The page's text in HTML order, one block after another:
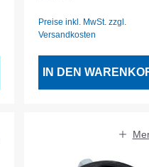
Preise inkl. MwSt. zzgl.
Versandkosten
IN DEN